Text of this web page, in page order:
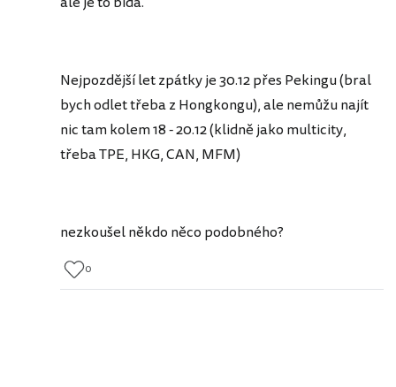
Nejpozdější let zpátky je 30.12 přes Pekingu (bral
bych odlet třeba z Hongkongu), ale nemůžu najít
nic tam kolem 18 - 20.12 (klidně jako multicity,
třeba TPE, HKG, CAN, MFM)
nezkoušel někdo něco podobného?
0